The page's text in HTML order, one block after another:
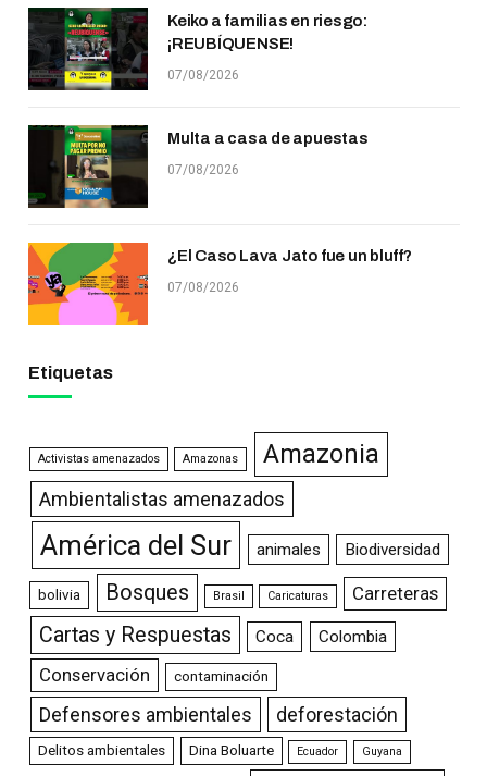
Keiko a familias en riesgo:
¡REUBÍQUENSE!
07/08/2026
Multa a casa de apuestas
07/08/2026
¿El Caso Lava Jato fue un bluff?
07/08/2026
Etiquetas
Activistas amenazados Amazonas Amazonia
Ambientalistas amenazados
América del Sur animales Biodiversidad
bolivia Bosques Brasil Caricaturas Carreteras
Cartas y Respuestas Coca Colombia
Conservación contaminación
Defensores ambientales deforestación
Delitos ambientales Dina Boluarte Ecuador Guyana